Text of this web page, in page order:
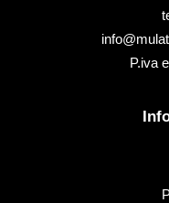
P.iva